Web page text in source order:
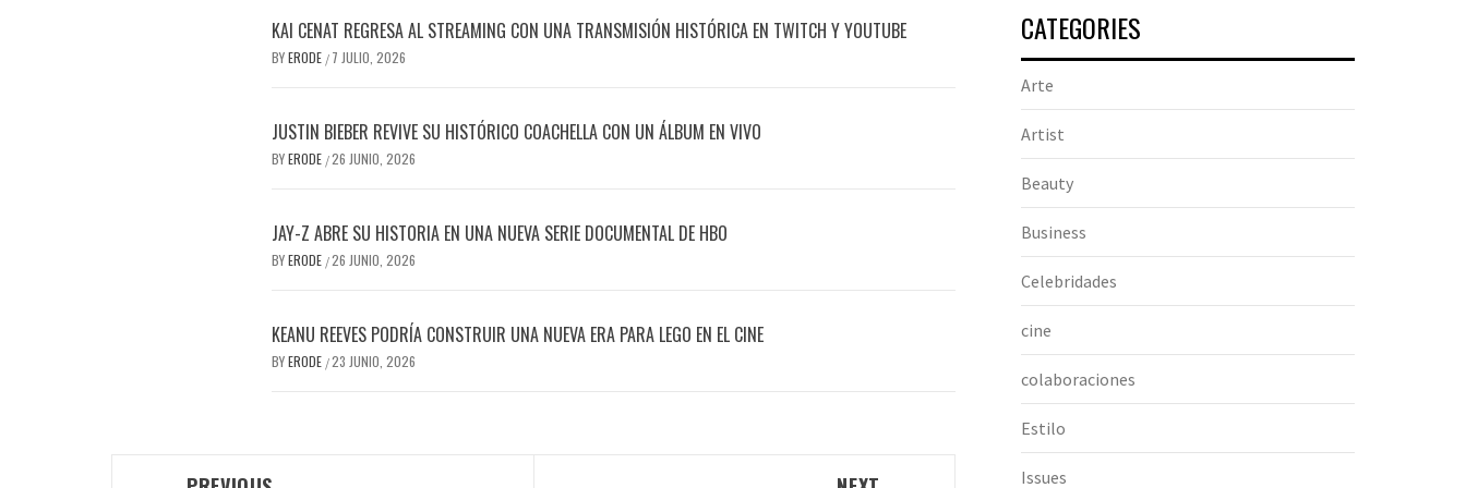
KAI CENAT REGRESA AL STREAMING CON UNA TRANSMISIÓN HISTÓRICA EN TWITCH Y YOUTUBE
BYERODE / 7 JULIO, 2026
JUSTIN BIEBER REVIVE SU HISTÓRICO COACHELLA CON UN ÁLBUM EN VIVO
BYERODE /26 JUNIO, 2026
JAY-Z ABRE SU HISTORIA EN UNA NUEVA SERIE DOCUMENTAL DE HBO
BYERODE /26 JUNIO, 2026
KEANU REEVES PODRÍA CONSTRUIR UNA NUEVA ERA PARA LEGO EN EL CINE
BYERODE /23 JUNIO, 2026
CATEGORIES
Arte
Artist
Beauty
Business
Celebridades
cine
colaboraciones
Estilo
Issues